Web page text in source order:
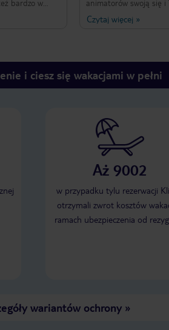
bardzo w
miła
jedzenie
animatorów swoją się i
zabawić i umilić
hotelu. Jedzenie
Czytaj więcej »
i ciesz się wakacjami w pełni
Aż 9002
w przypadku tylu rezerwacji
otrzymali zwrot kosztów
ramach ubezpieczenia od
wariantów ochrony»